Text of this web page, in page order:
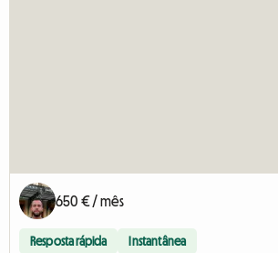
650 € / mês
Resposta rápida Instantânea